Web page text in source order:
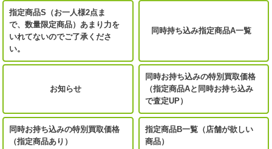
指定商品S（お一人様2点ま
で、数量限定商品）あまり力を
いれてないのでご了承くださ
い。
同時持ち込み指定商品A一覧
お知らせ
同時お持ち込みの特別買取価格
（指定商品Aと同時お持ち込み
で査定UP）
同時お持ち込みの特別買取価格
（指定商品あり）
指定商品B一覧（店舗が欲しい
商品）